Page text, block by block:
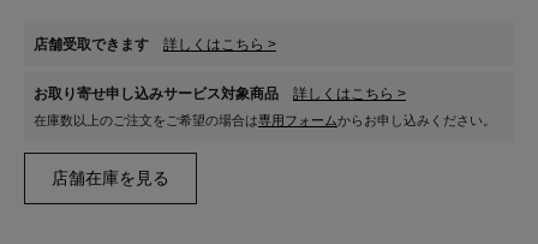
店舗受取できます 詳しくはこちら >
お取り寄せ申し込みサービス対象商品 詳しくはこちら >
在庫数以上のご注文をご希望の場合は専用フォームからお申し込みください。